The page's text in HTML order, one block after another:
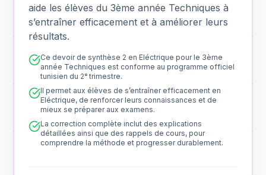
aide les élèves du 3ème année Techniques à
s’entraîner efficacement et à améliorer leurs
résultats.
Ce devoir de synthèse 2 en Eléctrique pour le 3ème
année Techniques est conforme au programme officiel
tunisien du 2ᵉ trimestre.
Il permet aux élèves de s’entraîner efficacement en
Eléctrique, de renforcer leurs connaissances et de
mieux se préparer aux examens.
La correction complète inclut des explications
détaillées ainsi que des rappels de cours, pour
comprendre la méthode et progresser durablement.